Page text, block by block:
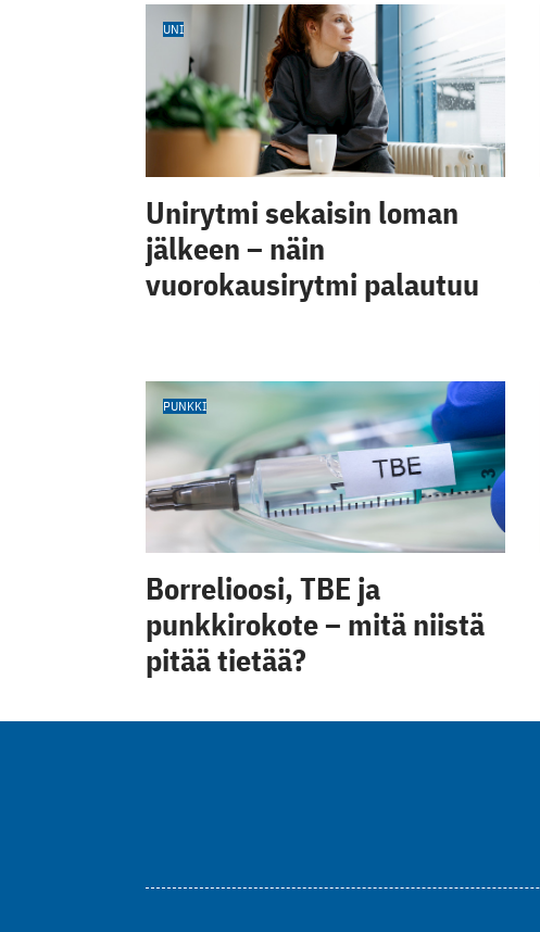
UNI
Unirytmi sekaisin loman
jälkeen – näin
vuorokausirytmi palautuu
PUNKKI
Borrelioosi, TBE ja
punkkirokote – mitä niistä
pitää tietää?